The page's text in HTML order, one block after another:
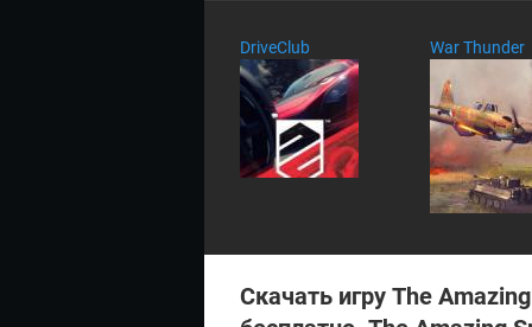
ев
DriveClub War Thunder
Скачать игру The